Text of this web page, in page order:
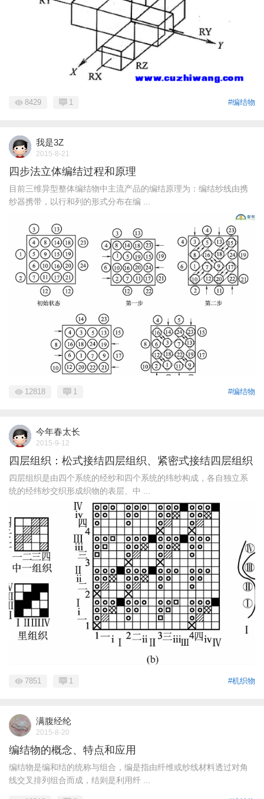
#编结物
8429 1
我是3Z
2015-8-21
四步法立体编结过程和原理
目前三维异型整体编结物中主流产品的编结原理为：编结纱线由携
纱器携带，以行和列的形式分布在编 ...
#编结物
12818 1
今年春太长
2015-9-12
四层组织：松式接结四层组织、紧密式接结四层组织
四层组织是由四个系统的经纱和四个系统的纬纱构成，各自独立系
统的经纬纱交织形成织物的表层、中 ...
#机织物
7851 1
满腹经纶
2015-8-20
编结物的概念、特点和应用
编结物是编和结的统称与组合，编是指由纤维或纱线材料透过对角
线交叉排列组合而成，结则是利用纤 ...